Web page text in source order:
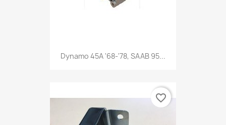
Dynamo 45A '68-'78, SAAB 95...
favorite_border